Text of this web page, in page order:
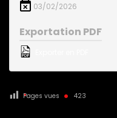
03/02/2026
Exportation PDF
Pages vues 423